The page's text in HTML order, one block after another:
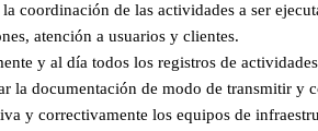
coordinación de las actividades a ser
atención a usuarios y clientes.
y al día todos los registros de
la documentación de modo de transmitir y
y correctivamente los equipos de